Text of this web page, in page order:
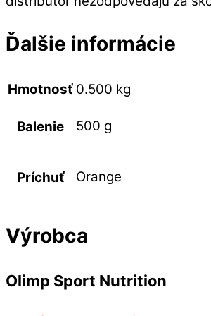
Ďalšie informácie
Hmotnosť 0.500 kg
Balenie 500 g
Príchuť Orange
Výrobca
Olimp Sport Nutrition